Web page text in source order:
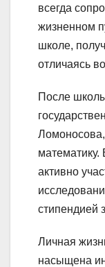
всегда
жизненном
школе,
отличаясь
После
Ломоносова,
математику.
активно
стипендией
Личная
насыщена